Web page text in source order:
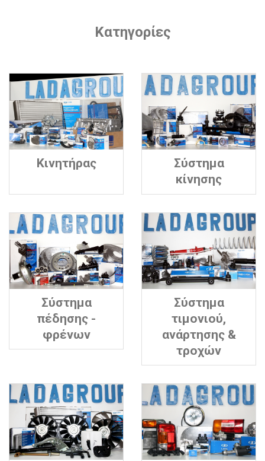
Κατηγορίες
Κινητήρας
Σύστημα
κίνησης
Σύστημα
πέδησης -
φρένων
Σύστημα
τιμονιού,
ανάρτησης &
τροχών